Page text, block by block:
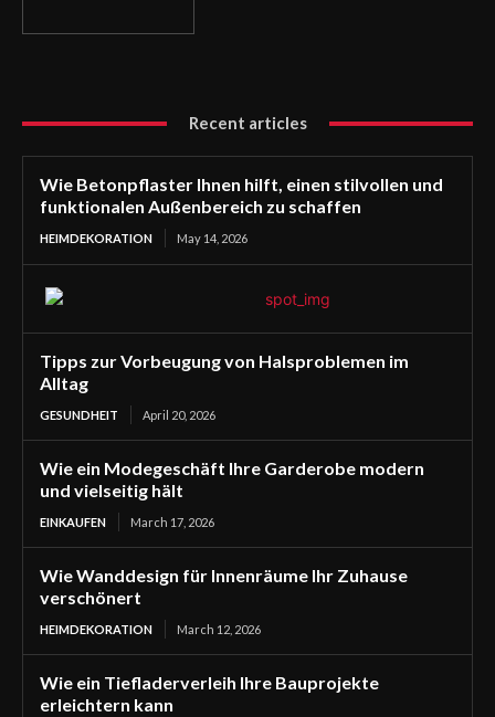
Recent articles
Wie Betonpflaster Ihnen hilft, einen stilvollen und
funktionalen Außenbereich zu schaffen
HEIMDEKORATION May 14, 2026
Tipps zur Vorbeugung von Halsproblemen im
Alltag
GESUNDHEIT April 20, 2026
Wie ein Modegeschäft Ihre Garderobe modern
und vielseitig hält
EINKAUFEN March 17, 2026
Wie Wanddesign für Innenräume Ihr Zuhause
verschönert
HEIMDEKORATION March 12, 2026
Wie ein Tiefladerverleih Ihre Bauprojekte
erleichtern kann